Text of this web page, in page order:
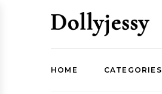
HOME CATEGORIES